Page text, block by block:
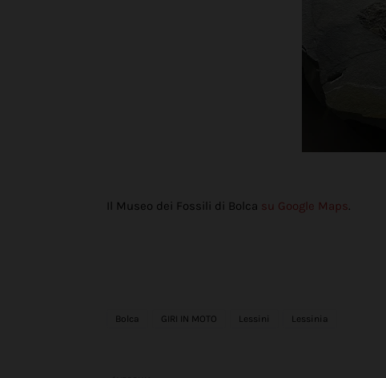
Il Museo dei Fossili di Bolca su Google Maps.
Bolca GIRI IN MOTO Lessini Lessinia